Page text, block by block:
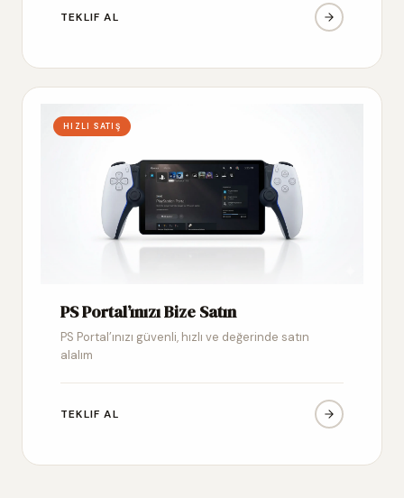
TEKLIF AL
HIZLI SATIŞ
PS Portal’ınızı Bize Satın
PS Portal’ınızı güvenli, hızlı ve değerinde satın
alalım
TEKLIF AL